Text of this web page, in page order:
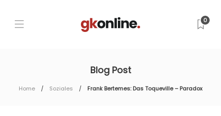
0
Blog Post
Home Soziales Frank Bertemes: Das Toqueville – Paradox